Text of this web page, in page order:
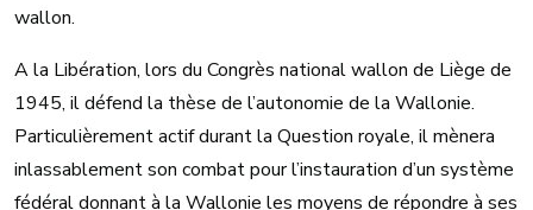
wallon.
A la Libération, lors du Congrès national wallon de Liège de
1945, il défend la thèse de l’autonomie de la Wallonie.
Particulièrement actif durant la Question royale, il mènera
inlassablement son combat pour l’instauration d’un système
fédéral donnant à la Wallonie les moyens de répondre à ses